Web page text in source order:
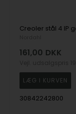
161,00 DKK
30842242800